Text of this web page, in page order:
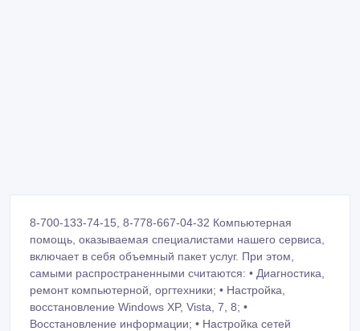
8-700-133-74-15, 8-778-667-04-32 Компьютерная
помощь, оказываемая специалистами нашего сервиса,
включает в себя объемный пакет услуг. При этом,
самыми распространенными считаются: • Диагностика,
ремонт компьютерной, оргтехники; • Настройка,
восстановление Windows XP, Vista, 7, 8; •
Восстановление информации; • Настройка сетей